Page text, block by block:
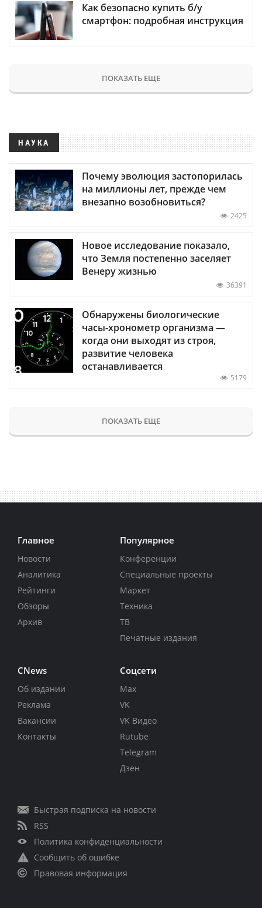
Как безопасно купить б/у
смартфон: подробная инструкция
ПОКАЗАТЬ ЕЩЕ
НАУКА
Почему эволюция застопорилась
на миллионы лет, прежде чем
внезапно возобновиться?
2425
Новое исследование показало,
что Земля постепенно заселяет
Венеру жизнью
36391
Обнаружены биологические
часы-хронометр организма —
когда они выходят из строя,
развитие человека
останавливается
5179
ПОКАЗАТЬ ЕЩЕ
Главное
Новости
Аналитика
Рейтинги
Обзоры
Архив
Популярное
Конференции
Специальные проекты
Маркет
Техника
ТВ
Печатные издания
CNews
Об издании
Реклама
Вакансии
Контакты
Соцсети
Max
VK
VK Видео
Rutube
Telegram
Дзен
Быстрая подписка на новости
RSS
Политика конфиденциальности
Сообщить об ошибке
Правовая информация